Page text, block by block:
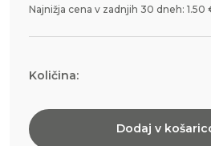
Najnižja cena v zadnjih 30 dneh: 1.50
Količina:
Dodaj v